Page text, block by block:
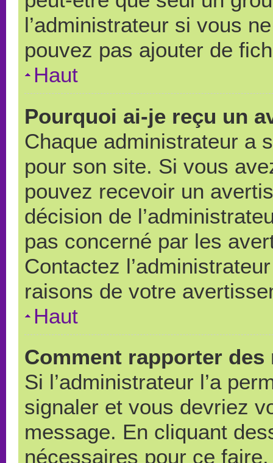
l’administrateur si vous
pouvez pas ajouter de
Haut
Pourquoi ai-je reçu un
Chaque administrateur a
pour son site. Si vous
pouvez recevoir un
décision de
pas concerné par les
Contactez
raisons de votre
Haut
Comment rapporter
Si l’administrateur l’a
signaler et vous devriez
message. En cliquant
nécessaires pour ce faire.